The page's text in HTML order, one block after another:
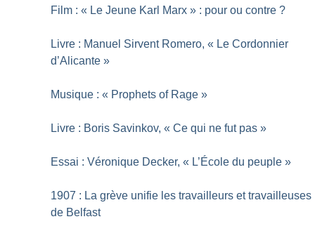
Film : « Le Jeune Karl Marx » : pour ou contre ?
Livre : Manuel Sirvent Romero, « Le Cordonnier
d’Alicante »
Musique : « Prophets of Rage »
Livre : Boris Savinkov, « Ce qui ne fut pas »
Essai : Véronique Decker, « L’École du peuple »
1907 : La grève unifie les travailleurs et travailleuses
de Belfast